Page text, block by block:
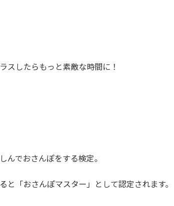
スしたらもっと素敵な時間に！
んでおさんぽをする検定。
「おさんぽマスター」として認定されます。